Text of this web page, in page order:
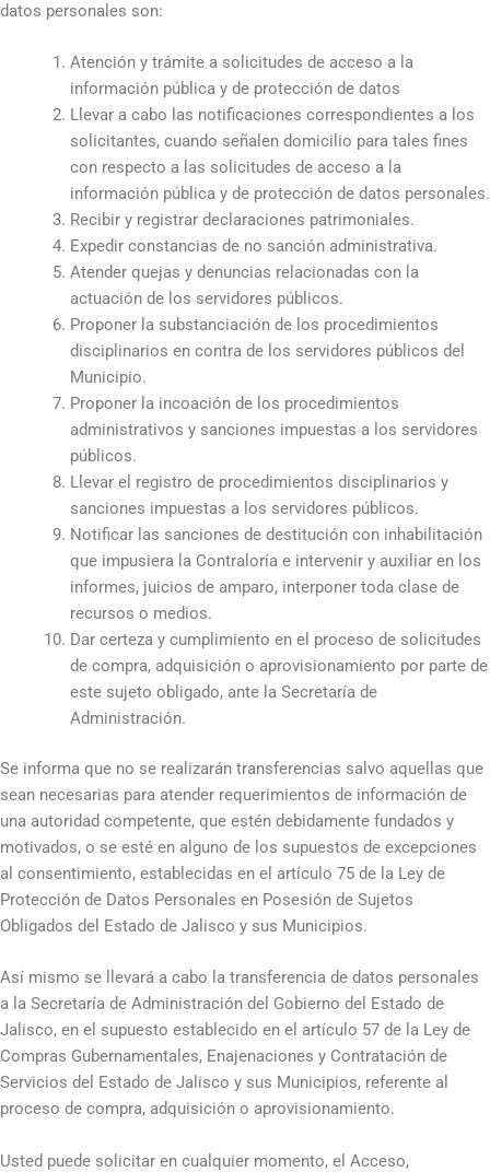
datos personales son:
Atención y trámite a solicitudes de acceso a la
información pública y de protección de datos
Llevar a cabo las notificaciones correspondientes a los
solicitantes, cuando señalen domicilio para tales fines
con respecto a las solicitudes de acceso a la
información pública y de protección de datos personales.
Recibir y registrar declaraciones patrimoniales.
Expedir constancias de no sanción administrativa.
Atender quejas y denuncias relacionadas con la
actuación de los servidores públicos.
Proponer la substanciación de los procedimientos
disciplinarios en contra de los servidores públicos del
Municipio.
Proponer la incoación de los procedimientos
administrativos y sanciones impuestas a los servidores
públicos.
Llevar el registro de procedimientos disciplinarios y
sanciones impuestas a los servidores públicos.
Notificar las sanciones de destitución con inhabilitación
que impusiera la Contraloría e intervenir y auxiliar en los
informes, juicios de amparo, interponer toda clase de
recursos o medios.
Dar certeza y cumplimiento en el proceso de solicitudes
de compra, adquisición o aprovisionamiento por parte de
este sujeto obligado, ante la Secretaría de
Administración.
Se informa que no se realizarán transferencias salvo aquellas que
sean necesarias para atender requerimientos de información de
una autoridad competente, que estén debidamente fundados y
motivados, o se esté en alguno de los supuestos de excepciones
al consentimiento, establecidas en el artículo 75 de la Ley de
Protección de Datos Personales en Posesión de Sujetos
Obligados del Estado de Jalisco y sus Municipios.
Así mismo se llevará a cabo la transferencia de datos personales
a la Secretaría de Administración del Gobierno del Estado de
Jalisco, en el supuesto establecido en el artículo 57 de la Ley de
Compras Gubernamentales, Enajenaciones y Contratación de
Servicios del Estado de Jalisco y sus Municipios, referente al
proceso de compra, adquisición o aprovisionamiento.
Usted puede solicitar en cualquier momento, el Acceso,